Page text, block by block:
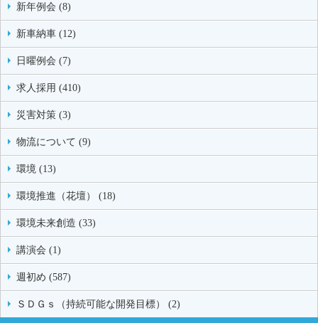
新年例会 (8)
新車納車 (12)
日曜例会 (7)
求人採用 (410)
災害対策 (3)
物流について (9)
環境 (13)
環境推進（花壇） (18)
環境未来創造 (33)
講演会 (1)
週初め (587)
ＳＤＧｓ（持続可能な開発目標） (2)